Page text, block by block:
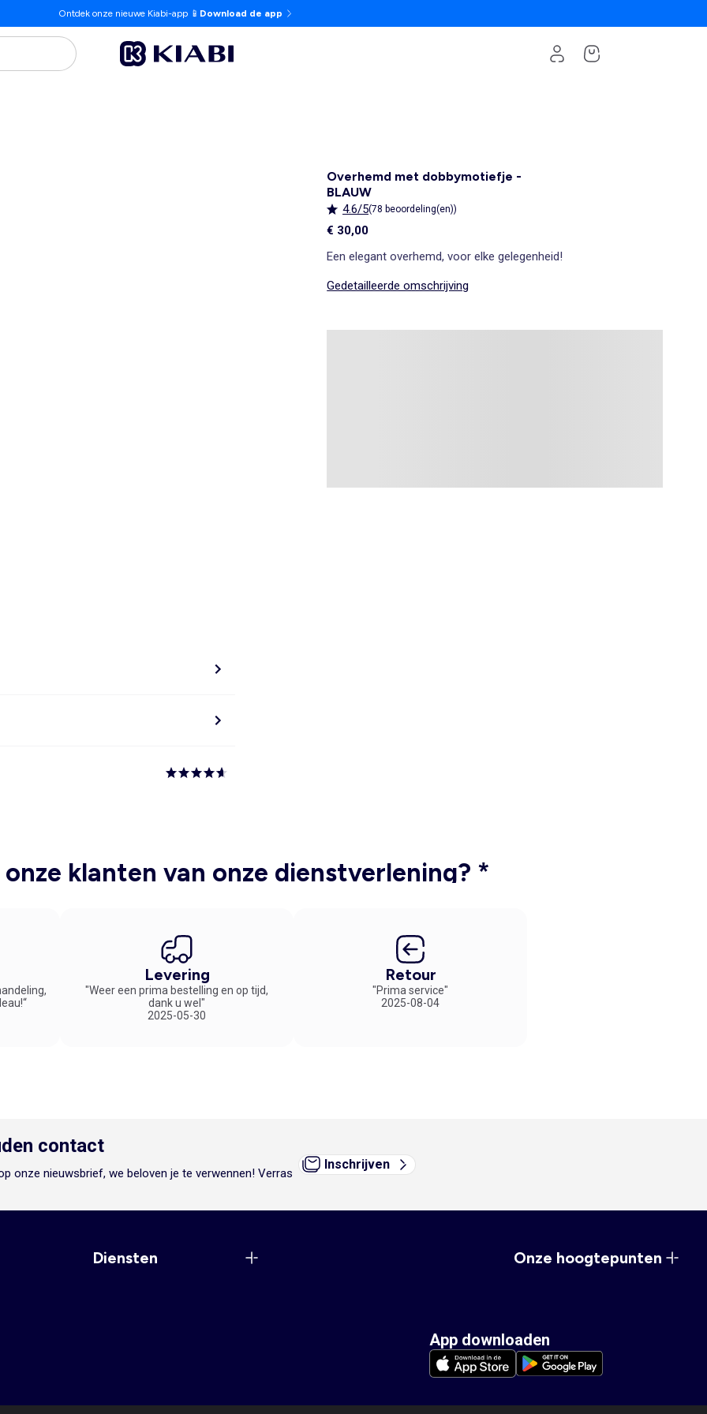
Ontdek onze nieuwe Kiabi-app 📱 Download de app
Overhemd met dobbymotiefje -
BLAUW
4.6/5(78 beoordeling(en))
€ 30,00
Een elegant overhemd, voor elke gelegenheid!
Gedetailleerde omschrijving
klanten van onze dienstverlening? *
Levering
"Weer een prima bestelling en op tijd,
dank u wel"
2025-05-30
Retour
"Prima service"
2025-08-04
contact
onze nieuwsbrief, we beloven je te verwennen! Verras
Inschrijven
Diensten Onze hoogtepunten
App downloaden